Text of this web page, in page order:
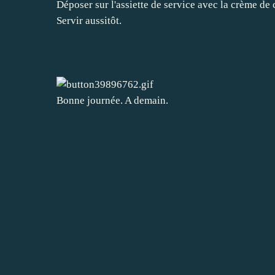
Déposer sur l'assiette de service avec la crème de
Servir aussitôt.
Bonne journée. A demain.